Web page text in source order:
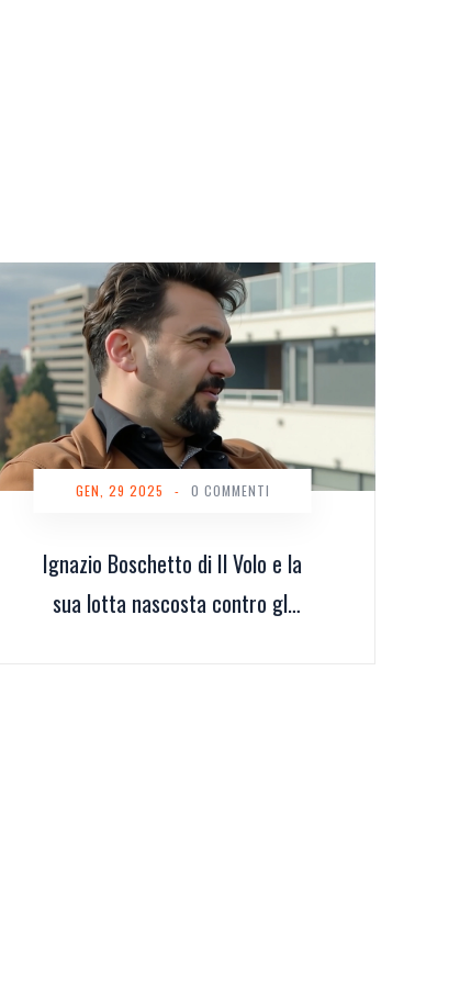
Ignazio Boschetto di Il Volo e la
sua lotta nascosta contro gli
GEN, 29 2025 - 0 COMMENTI